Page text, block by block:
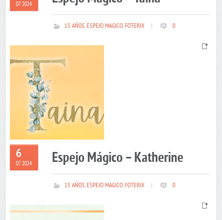
07 2024
15 AÑOS,ESPEJO MAGICO,FOTERIX 0
6
07 2024 Espejo Mágico – Katherine
15 AÑOS,ESPEJO MAGICO,FOTERIX 0